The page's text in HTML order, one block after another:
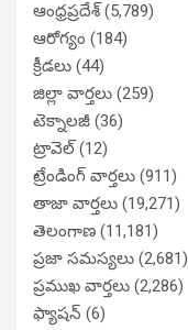
ఆంధ్రప్రదేశ్(5,789)
ఆరోగ్యం (184)
క్రీడలు (44)
జిల్లా వార్తలు (259)
టెక్నాలజీ (36)
ట్రావెల్(12)
ట్రేండింగ్ వార్తలు (911)
తాజా వార్తలు (19,271)
తెలంగాణ (11,181)
ప్రజా సమస్యలు (2,681)
ప్రముఖ వార్తలు (2,286)
ఫ్యాషన్ (6)